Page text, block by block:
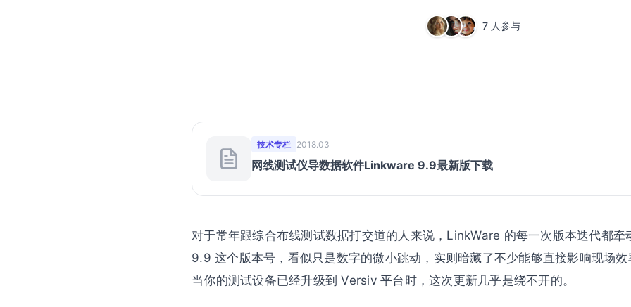
7 人参与
技术专栏 2018.03
网线测试仪导数据软件Linkware 9.9最新版下载
对于常年跟综合布线测试数据打交道的人来说，LinkWare 的每一次版本迭代都牵
9.9 这个版本号，看似只是数字的微小跳动，实则暗藏了不少能够直接影响现场
当你的测试设备已经升级到 Versiv 平台时，这次更新几乎是绕不开的。